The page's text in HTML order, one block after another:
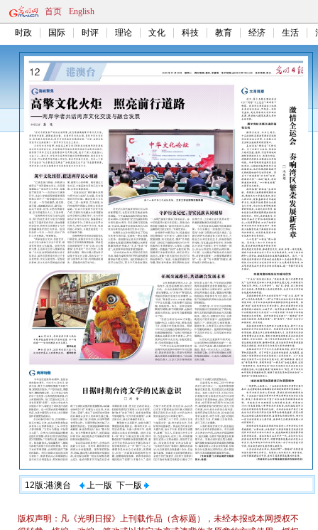
首页 English
时政 国际 时评 理论 文化 科技 教育 经济 生活
12版:港澳台 上一版 下一版